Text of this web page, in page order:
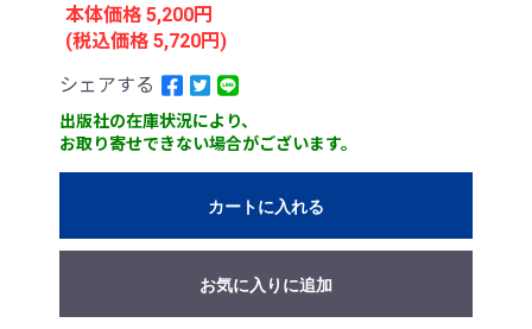
本体価格 5,200円
(税込価格 5,720円)
シェアする
出版社の在庫状況により、
お取り寄せできない場合がございます。
カートに入れる
お気に入りに追加